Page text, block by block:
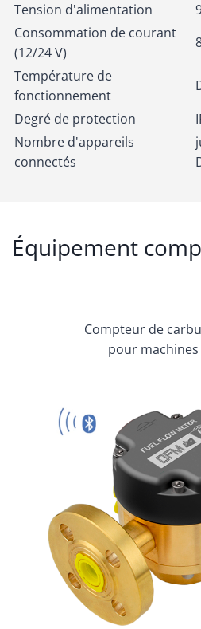
Tension d'alimentation
Consommation de courant
(12/24 V)
Température de
fonctionnement
Degré de protection
Nombre d'appareils
connectés
Équipement
Compteur de
pour